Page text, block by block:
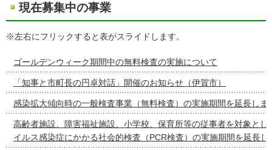
現在募集中の事業
※左右にフリックすると表がスライドします。
ゴールデンウィーク期間中の無料検査の実施について
「知事と市町長の円卓対話」開催のお知らせ（伊賀市）
感染拡大傾向時の一般検査事業（無料検査）の実施期間を延長しま
高齢者施設、障害福祉施設、小学校、保育所等の従事者を対象とし
イルス感染症にかかる社会的検査（PCR検査）の実施期間を延長し